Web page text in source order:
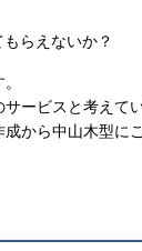
らえないか？
ービスと考えて
から中山木型に